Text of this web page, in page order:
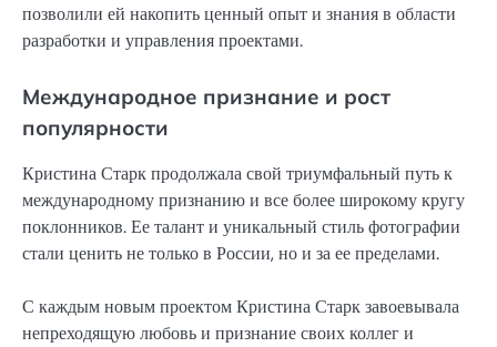
позволили ей накопить ценный опыт и знания в области
разработки и управления проектами.
Международное признание и рост
популярности
Кристина Старк продолжала свой триумфальный путь к
международному признанию и все более широкому кругу
поклонников. Ее талант и уникальный стиль фотографии
стали ценить не только в России, но и за ее пределами.
С каждым новым проектом Кристина Старк завоевывала
непреходящую любовь и признание своих коллег и